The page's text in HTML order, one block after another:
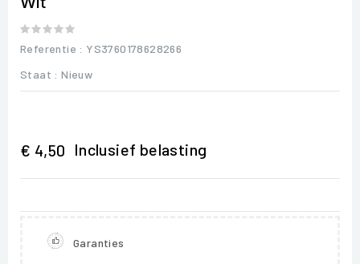
Referentie : YS3760178628266
Staat : Nieuw
€ 4,50 Inclusief belasting
Garanties